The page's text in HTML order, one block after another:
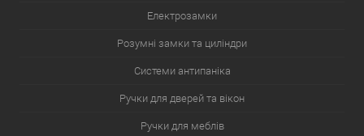
Електрозамки
Розумні замки та циліндри
Системи антипаніка
Ручки для дверей та вікон
Ручки для меблів